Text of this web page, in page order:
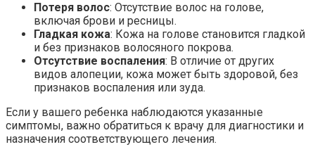
Потеря волос: Отсутствие волос на голове,
включая брови и ресницы.
Гладкая кожа: Кожа на голове становится гладкой
и без признаков волосяного покрова.
Отсутствие воспаления: В отличие от других
видов алопеции, кожа может быть здоровой, без
признаков воспаления или зуда.
Если у вашего ребенка наблюдаются указанные
симптомы, важно обратиться к врачу для диагностики и
назначения соответствующего лечения.